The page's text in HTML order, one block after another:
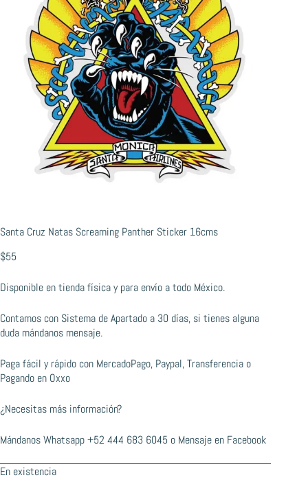
Santa Cruz Natas Screaming Panther Sticker 16cms
$55
Disponible en tienda física y para envío a todo México.
Contamos con Sistema de Apartado a 30 días, si tienes alguna
duda mándanos mensaje.
Paga fácil y rápido con MercadoPago, Paypal, Transferencia o
Pagando en Oxxo
¿Necesitas más información?
Mándanos Whatsapp+52 444 683 6045 o Mensaje en Facebook
En existencia